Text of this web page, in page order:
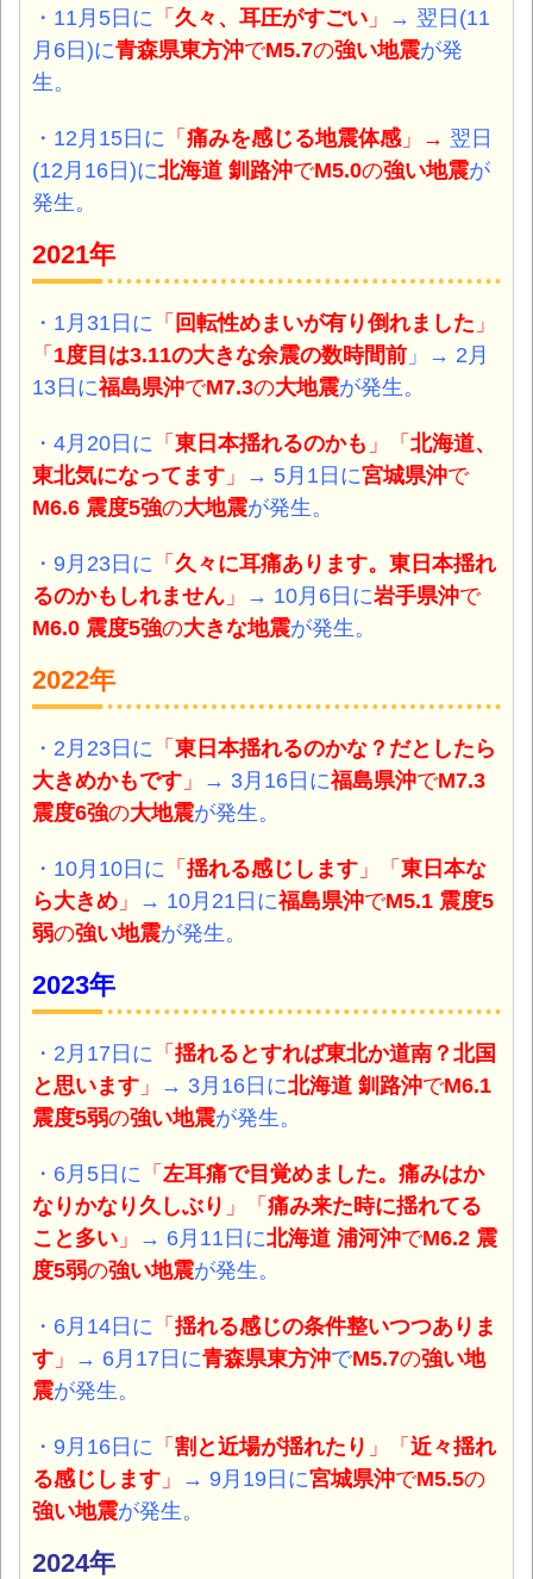
・11月5日に 「 久々、 耳圧がすごい 」
→ 翌日(11
月6日)に青森県東方沖でM5.7の強い地震が発
生。
・12月15日に 「 痛みを感じる地震体感 」 → 翌日
(12月16日)に北海道 釧路沖でM5.0の強い地震が
発生。
2021年
・1月31日に 「 回転性めまいが有り倒れました 」
「 1度目は3.11の大きな余震の数時間前 」
→ 2月
13日に福島県沖でM7.3の大地震が発生。
・4月20日に 「 東日本揺れるのかも 」「 北海道、
東北気になってます 」 → 5月1日に宮城県沖で
M6.6 震度5強の大地震が発生。
・9月23日に 「 久々に耳痛あります。東日本揺れ
るのかもしれません 」 → 10月6日に岩手県沖で
M6.0 震度5強の大きな地震が発生。
2022年
・2月23日に 「 東日本揺れるのかな？だとしたら
大きめかもです 」 → 3月16日に福島県沖でM7.3
震度6強の大地震が発生。
・10月10日に 「 揺れる感じします 」「 東日本な
ら大きめ 」 → 10月21日に福島県沖でM5.1 震度5
弱の強い地震が発生。
2023年
・2月17日に 「 揺れるとすれば東北か道南？北国
と思います 」 → 3月16日に北海道 釧路沖でM6.1
震度5弱の強い地震が発生。
・6月5日に 「 左耳痛で目覚めました。痛みはか
なりかなり久しぶり 」「 痛み来た時に揺れてる
こと多い 」 → 6月11日に北海道 浦河沖でM6.2 震
度5弱の強い地震が発生。
・6月14日に 「 揺れる感じの条件整いつつありま
す 」 → 6月17日に青森県東方沖でM5.7の強い地
震が発生。
・9月16日に 「 割と近場が揺れたり 」「 近々揺れ
る感じします 」 → 9月19日に宮城県沖でM5.5の
強い地震が発生。
2024年